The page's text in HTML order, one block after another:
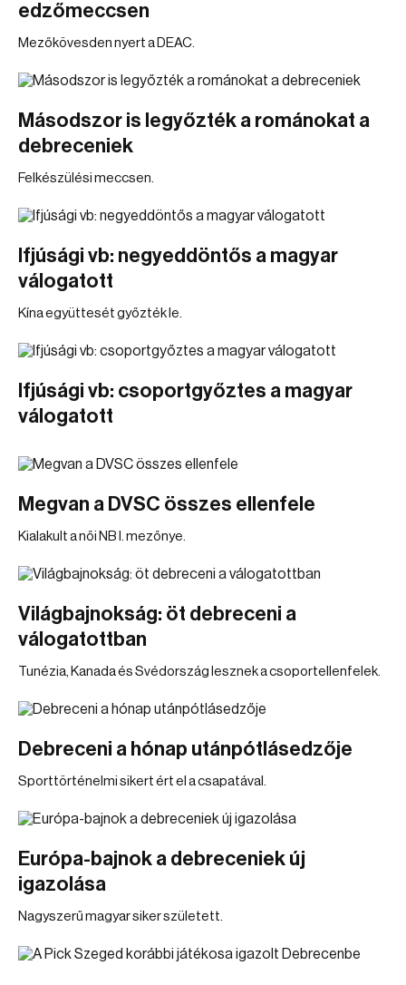
edzőmeccsen
Mezőkövesden nyert a DEAC.
Másodszor is legyőzték a románokat a
debreceniek
Felkészülési meccsen.
Ifjúsági vb: negyeddöntős a magyar
válogatott
Kína együttesét győzték le.
Ifjúsági vb: csoportgyőztes a magyar
válogatott
Megvan a DVSC összes ellenfele
Kialakult a női NB I. mezőnye.
Világbajnokság: öt debreceni a
válogatottban
Tunézia, Kanada és Svédország lesznek a csoportellenfelek.
Debreceni a hónap utánpótlásedzője
Sporttörténelmi sikert ért el a csapatával.
Európa-bajnok a debreceniek új
igazolása
Nagyszerű magyar siker született.